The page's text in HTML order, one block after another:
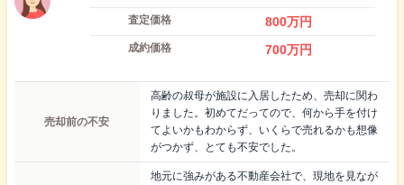
査定価格
800万円
成約価格 700万円
売却前の不安
高齢の叔母が施設に入居したため、売却に関わ
りました。初めてだってので、何から手を付け
てよいかもわからず、いくらで売れるかも想像
がつかず、とても不安でした。
地元に強みがある不動産会社で、現地を見なが